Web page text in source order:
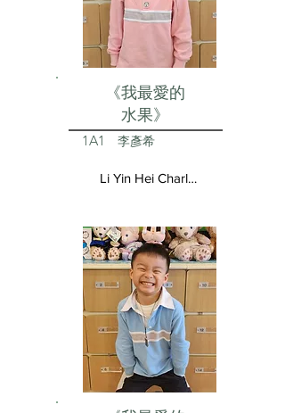
《我最愛的
水果》
1A1 李彥希
Li Yin Hei Charlotte